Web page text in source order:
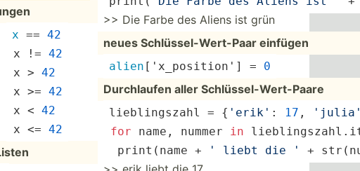
x == 42
x != 42
x > 42
x >= 42
x < 42
x <= 42
>> Die Farbe des Aliens ist grün
neues Schlüs­sel­-We­rt-Paar einfügen
alien [­'x_­pos­ition'] = 0
Durchl­aufen aller Schlüs­sel­-We­rt-­Paare
liebli­ngszahl = { 'erik' : 17 ,
for name, nummer in
print (name + ' liebt die ' + str